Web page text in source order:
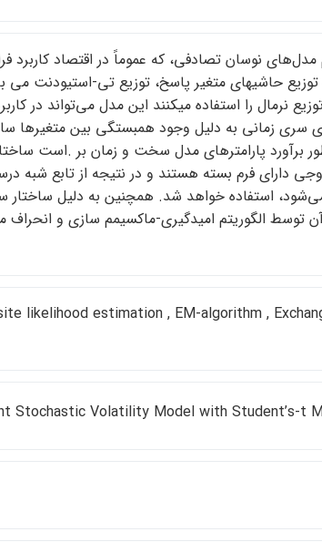
نوسان تصادفي، كه عموماً در اقتصاد كاربرد
حاشيهاي متغير پاسخ، توزيع تي-استيودنت مي
نرمال را استفاده ميكنند اين مدل مي‌تواند در
سري زماني به دليل وجود همبستگي بين متغيرها
برآورد پارامترهاي مدل سخت و زمان بر .است
داراي فرم بسته هستند و در نتيجه از تابع شبه
استفاده خواهد شد. همچنين به دليل ساختار
توسط الگوريتم اميدگيري-ماكسيمم سازي و انحراف
likelihood estimation , EM-algorithm ,
Stochastic Volatility Model with Student’s-t